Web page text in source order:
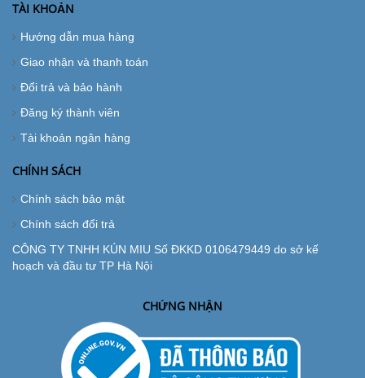
TÀI KHOẢN
Hướng dẫn mua hàng
Giao nhận và thanh toán
Đổi trả và bảo hành
Đăng ký thành viên
Tài khoản ngân hàng
CHÍNH SÁCH
Chính sách bảo mật
Chính sách đổi trả
CÔNG TY TNHH KÚN MIU Số ĐKKD 0106479449 do sở kế
hoạch và đầu tư TP Hà Nội
CHỨNG NHẬN